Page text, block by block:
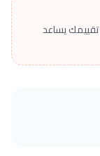
يساعد